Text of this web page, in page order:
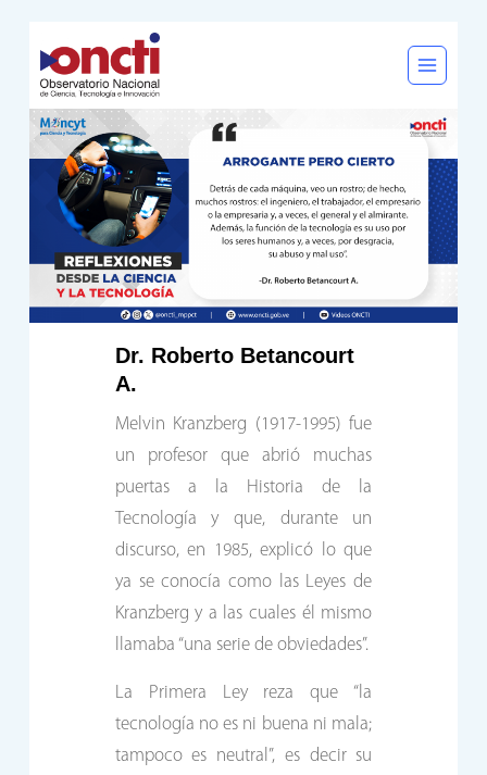
al
contenido
Dr. Roberto Betancourt
A.
Melvin Kranzberg (1917-1995) fue
un profesor que abrió muchas
puertas a la Historia de la
Tecnología y que, durante un
discurso, en 1985, explicó lo que
ya se conocía como las Leyes de
Kranzberg y a las cuales él mismo
llamaba “una serie de obviedades”.
La Primera Ley reza que “la
tecnología no es ni buena ni mala;
tampoco es neutral”, es decir su